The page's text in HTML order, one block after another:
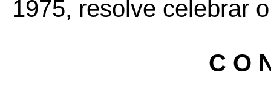
1975, resolve celebrar
C O